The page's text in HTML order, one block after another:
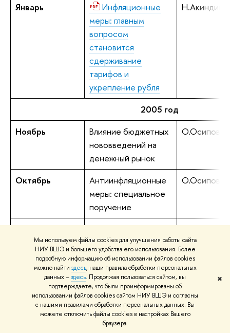
Мы используем файлы cookies для улучшения работы сайта
НИУ ВШЭ и большего удобства его использования. Более
подробную информацию об использовании файлов cookies
можно найти здесь, наши правила обработки персональных
данных –здесь. Продолжая пользоваться сайтом, вы
подтверждаете, что были проинформированы об
использовании файлов cookies сайтом НИУ ВШЭ и согласны
с нашими правилами обработки персональных данных. Вы
можете отключить файлы cookies в настройках Вашего
браузера.
✖
Январь
Инфляционные
меры: главным
вопросом
становится
сдерживание
тарифов и
укрепление рубля
2005 год
Ноябрь
Влияние бюджетных
нововведений на
денежный рынок
О.Осипова
Октябрь
Антиинфляционные
меры: специальное
поручение
О.Осипова
Октябрь
"Новая метла по-
новому метет?" О
предстоящей смене
Председателя
Совета Директоров
ФРС
С.Смирнов
Август
Денежное
О.Осипова